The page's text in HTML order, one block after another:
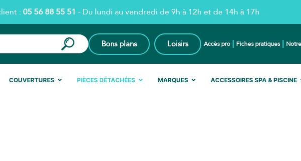
: 05 56 88 55 51 - Du lundi au vendredi de 9h à 12h et de 14h à 17h
Bons plans Loisirs Accès pro Fiches pratiques
COUVERTURES PIÈCES DÉTACHÉES MARQUES ACCESSOIRES SPA & PISCINE